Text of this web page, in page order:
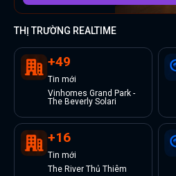
THỊ TRƯỜNG REALTIME
+49
Tin mới
Vinhomes Grand Park -
The Beverly Solari
+16
Tin mới
The River Thủ Thiêm